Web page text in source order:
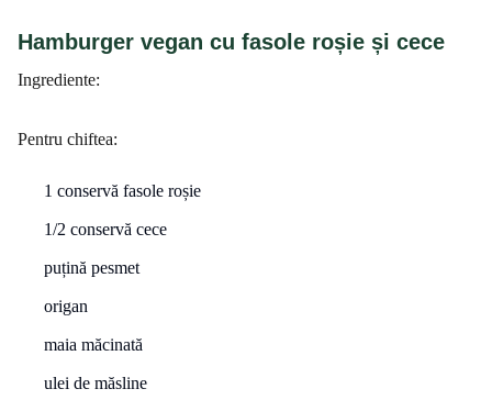
Hamburger vegan cu fasole roșie și cece
Ingrediente:
Pentru chiftea:
1 conservă fasole roșie
1/2 conservă cece
puțină pesmet
origan
maia măcinată
ulei de măsline